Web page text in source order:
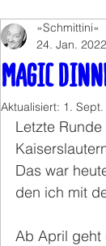
MAGIC
»Schmittini«
24. Jan. 2022
Aktualisiert: 1.
Letzte
Das war
den ich mit
Ab April geht